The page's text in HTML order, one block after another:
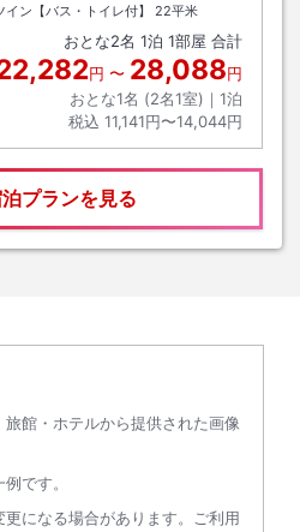
ン【バス・トイレ付】
22平米
おとな2名 1泊 1部屋 合計
円 〜 28,088円
おとな1名 (2名1室)｜ 1泊
税込 11,141円〜14,044円
プランを見る
館・ホテルから提供された画像
です。
更になる場合があります。ご利用